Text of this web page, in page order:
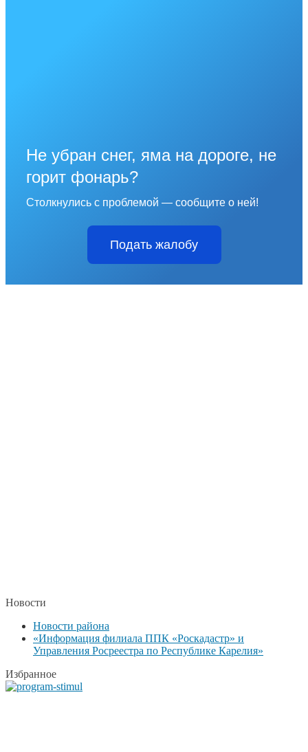
Не убран снег, яма на дороге, не
горит фонарь?
Столкнулись с проблемой — сообщите о ней!
Подать жалобу
Новости
Новости района
«Информация филиала ППК «Роскадастр» и
Управления Росреестра по Республике Карелия»
Избранное